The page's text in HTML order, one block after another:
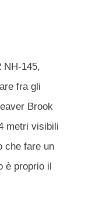
NH-145,
fra gli
Brook
metri visibili
che fare un
è proprio il